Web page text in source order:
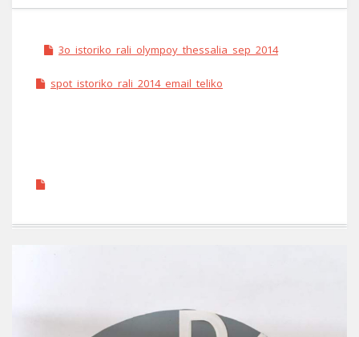
3o_istoriko_rali_olympoy_thessalia_sep_2014
spot_istoriko_rali_2014_email_teliko